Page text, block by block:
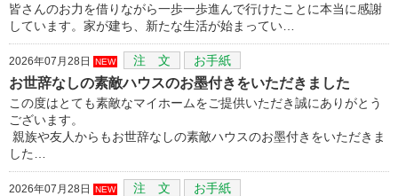
皆さんのお力を借りながら一歩一歩進んで行けたことに本当に感謝
しています。家が建ち、新たな生活が始まってい…
2026年07月28日 NEW 注 文 お手紙
お世辞なしの素敵ハウスのお墨付きをいただきました
この度はとても素敵なマイホームをご提供いただき誠にありがとう
ございます。
親族や友人からもお世辞なしの素敵ハウスのお墨付きをいただきま
した…
2026年07月28日 NEW 注 文 お手紙